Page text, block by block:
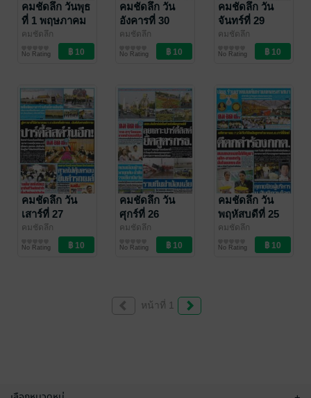
คมชัดลึก วันพุธ
ที่ 1 พฤษภาคม
พ.ศ.2562
คมชัดลึก
No Rating
คมชัดลึก วัน
อังคารที่ 30
เมษายน
พ.ศ.2562
คมชัดลึก
No Rating
คมชัดลึก วัน
จันทร์ที่ 29
เมษายน
พ.ศ.2562
คมชัดลึก
No Rating
คมชัดลึก วัน
เสาร์ที่ 27
เมษายน
พ.ศ.2562
คมชัดลึก
No Rating
คมชัดลึก วัน
ศุกร์ที่ 26
เมษายน
พ.ศ.2562
คมชัดลึก
No Rating
คมชัดลึก วัน
พฤหัสบดีที่ 25
เมษายน
พ.ศ.2562
คมชัดลึก
No Rating
หน้าที่ 1